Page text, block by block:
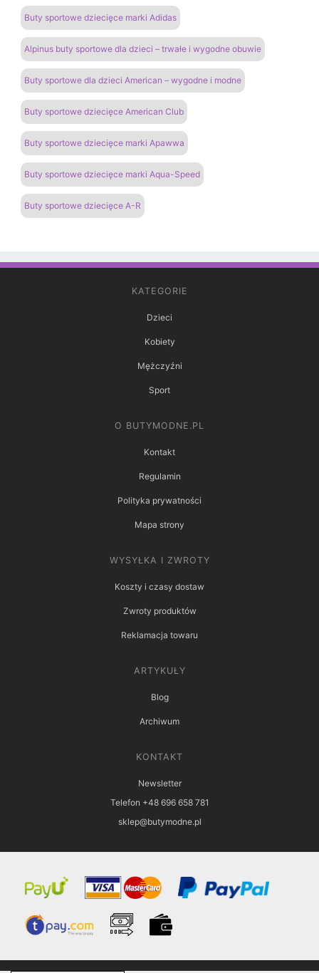
Buty sportowe dziecięce marki Adidas
Alpinus buty sportowe dla dzieci – trwałe i wygodne obuwie
Buty sportowe dla dzieci American – wygodne i modne
Buty sportowe dziecięce American Club
Buty sportowe dziecięce marki Apawwa
Buty sportowe dziecięce marki Aqua-Speed
Buty sportowe dziecięce A-R
KATEGORIE
Dzieci
Kobiety
Mężczyźni
Sport
O BUTYMODNE.PL
Kontakt
Regulamin
Polityka prywatności
Mapa strony
WYSYŁKA I ZWROTY
Koszty i czasy dostaw
Zwroty produktów
Reklamacja towaru
ARTYKUŁY
Blog
Archiwum
KONTAKT
Newsletter
Telefon +48 696 658 781
sklep@butymodne.pl